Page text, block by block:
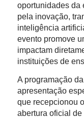
oportunidades da
pela inovação,
inteligência
evento promove
impactam
instituições de
A programação
apresentação
que recepcionou
abertura oficial